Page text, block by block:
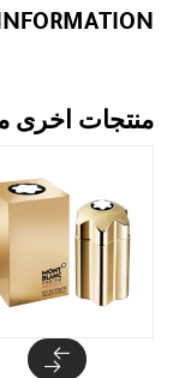
منتجات اخرى